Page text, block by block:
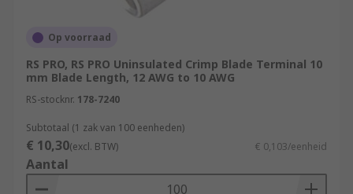
Op voorraad
RS PRO, RS PRO Uninsulated Crimp Blade Terminal 10
mm Blade Length, 12 AWG to 10 AWG
RS-stocknr. 178-7240
Subtotaal (1 zak van 100 eenheden)
€ 10,30(excl. BTW) € 0,103/eenheid
Aantal